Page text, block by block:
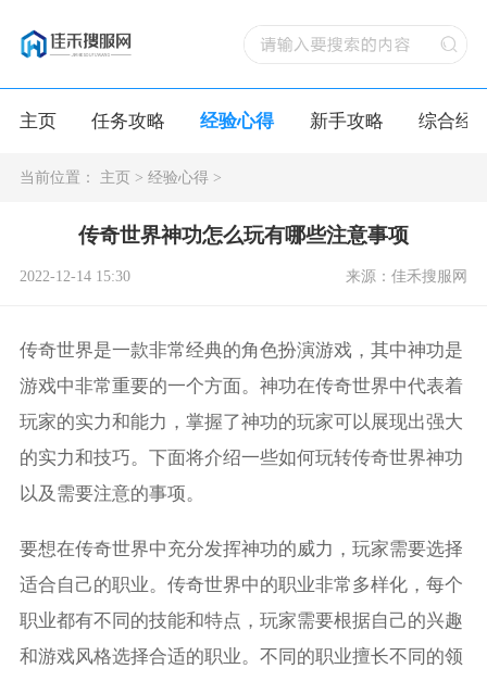
主页 任务攻略 经验心得 新手攻略 综合经
当前位置： 主页> 经验心得>
传奇世界神功怎么玩有哪些注意事项
2022-12-14 15:30 来源：佳禾搜服网
传奇世界是一款非常经典的角色扮演游戏，其中神功是
游戏中非常重要的一个方面。神功在传奇世界中代表着
玩家的实力和能力，掌握了神功的玩家可以展现出强大
的实力和技巧。下面将介绍一些如何玩转传奇世界神功
以及需要注意的事项。
要想在传奇世界中充分发挥神功的威力，玩家需要选择
适合自己的职业。传奇世界中的职业非常多样化，每个
职业都有不同的技能和特点，玩家需要根据自己的兴趣
和游戏风格选择合适的职业。不同的职业擅长不同的领